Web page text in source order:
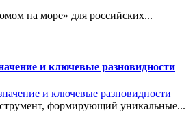
на море» для российских...
и ключевые разновидности
формирующий уникальные...